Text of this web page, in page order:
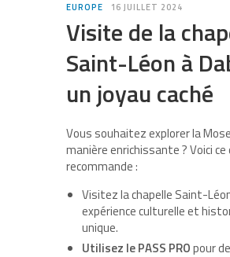
EUROPE 16 JUILLET 2024
Visite de la
Saint-Léon à
un joyau caché
Vous souhaitez explorer la
manière enrichissante ? Voici ce
recommande :
Visitez la chapelle Saint-
expérience culturelle et
unique.
Utilisez le PASS PROpour